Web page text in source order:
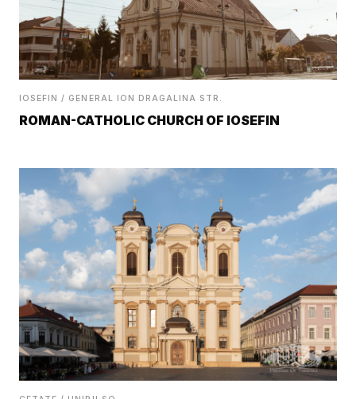
IOSEFIN / GENERAL ION DRAGALINA STR.
ROMAN-CATHOLIC CHURCH OF IOSEFIN